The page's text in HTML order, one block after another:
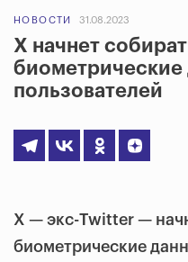
НОВОСТИ 31.08.2023
X начнет
биометрические
пользователей
X — экс-Twitter —
биометрические